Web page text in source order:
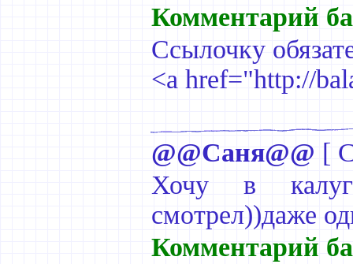
Комментарий
Ссылочку
<a href="http://
@@Саня@@ [
Хочу в
смотрел))даже
Комментарий